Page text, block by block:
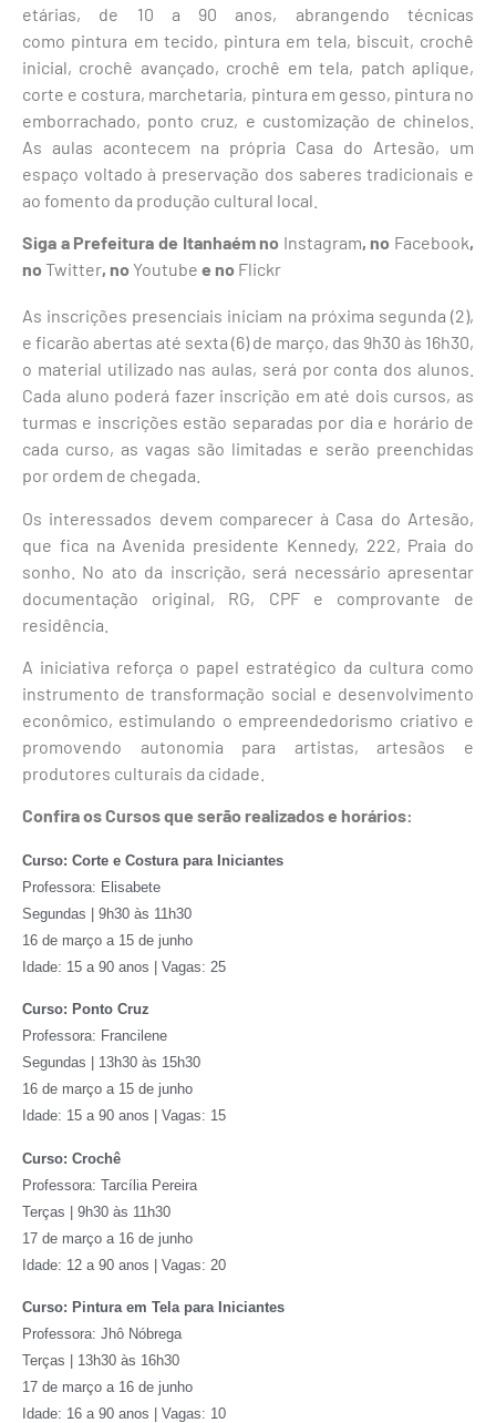
etárias, de 10 a 90 anos, abrangendo técnicas
como pintura em tecido, pintura em tela, biscuit, crochê
inicial, crochê avançado, crochê em tela, patch aplique,
corte e costura, marchetaria, pintura em gesso, pintura no
emborrachado, ponto cruz, e customização de chinelos.
As aulas acontecem na própria Casa do Artesão, um
espaço voltado à preservação dos saberes tradicionais e
ao fomento da produção cultural local.
Siga a Prefeitura de Itanhaém no Instagram, no Facebook,
noTwitter, noYoutube e no Flickr
As inscrições presenciais iniciam na próxima segunda (2),
e ficarão abertas até sexta (6) de março, das 9h30 às 16h30,
o material utilizado nas aulas, será por conta dos alunos.
Cada aluno poderá fazer inscrição em até dois cursos, as
turmas e inscrições estão separadas por dia e horário de
cada curso, as vagas são limitadas e serão preenchidas
por ordem de chegada.
Os interessados devem comparecer à Casa do Artesão,
que fica na Avenida presidente Kennedy, 222, Praia do
sonho. No ato da inscrição, será necessário apresentar
documentação original, RG, CPF e comprovante de
residência.
A iniciativa reforça o papel estratégico da cultura como
instrumento de transformação social e desenvolvimento
econômico, estimulando o empreendedorismo criativo e
promovendo autonomia para artistas, artesãos e
produtores culturais da cidade.
Confira os Cursos que serão realizados e horários:
Curso: Corte e Costura para Iniciantes
Professora: Elisabete
Segundas | 9h30 às 11h30
16 de março a 15 de junho
Idade: 15 a 90 anos | Vagas: 25
Curso: Ponto Cruz
Professora: Francilene
Segundas | 13h30 às 15h30
16 de março a 15 de junho
Idade: 15 a 90 anos | Vagas: 15
Curso: Crochê
Professora: Tarcília Pereira
Terças | 9h30 às 11h30
17 de março a 16 de junho
Idade: 12 a 90 anos | Vagas: 20
Curso: Pintura em Tela para Iniciantes
Professora: Jhô Nóbrega
Terças | 13h30 às 16h30
17 de março a 16 de junho
Idade: 16 a 90 anos | Vagas: 10